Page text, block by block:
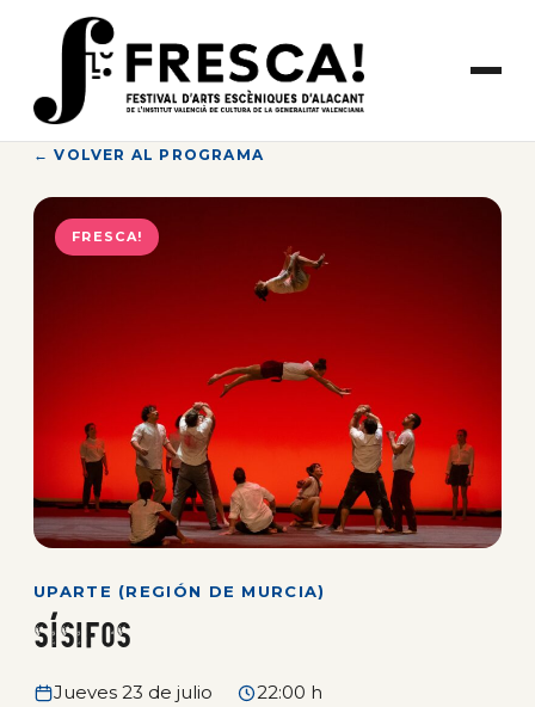
contenido
← VOLVER AL PROGRAMA
FRESCA!
UPARTE (REGIÓN DE MURCIA)
Sísifos
Jueves 23 de julio
22:00 h